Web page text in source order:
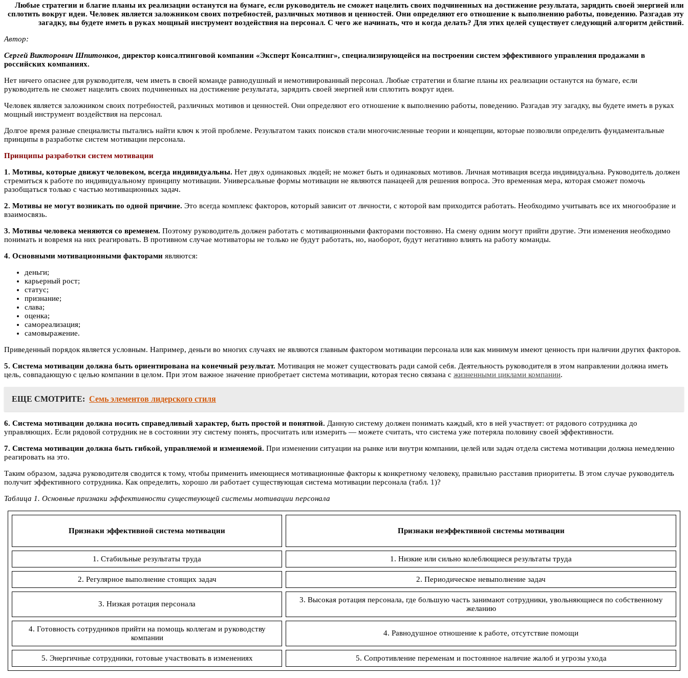
Любые стратегии и благие планы их реализации останутся на бумаге, если руководитель не сможет нацелить своих подчиненных на достижение результата, зарядить своей энергией или
сплотить вокруг идеи. Человек является заложником своих потребностей, различных мотивов и ценностей. Они определяют его отношение к выполнению работы, поведению. Разгадав эту
загадку, вы будете иметь в руках мощный инструмент воздействия на персонал. С чего же начинать, что и когда делать? Для этих целей существует следующий алгоритм действий.
Автор:
Сepгей Виктopoвич Шпитoнкoв, директор консалтинговой компании «Экспepт Кoнcaлтинг», специализирующейся на построении систем эффективного управления продажами в
российских компаниях.
Нет ничего опаснее для руководителя, чем иметь в своей команде равнодушный и немотивированный персонал. Любые стратегии и благие планы их реализации останутся на бумаге, если
руководитель не сможет нацелить своих подчиненных на достижение результата, зарядить своей энергией или сплотить вокруг идеи.
Человек является заложником своих потребностей, различных мотивов и ценностей. Они определяют его отношение к выполнению работы, поведению. Разгадав эту загадку, вы будете иметь в руках
мощный инструмент воздействия на персонал.
Долгое время разные специалисты пытались найти ключ к этой проблеме. Результатом таких поисков стали многочисленные теории и концепции, которые позволили определить фундаментальные
принципы в разработке систем мотивации персонала.
Принципы разработки систем мотивации
1. Мотивы, которые движут человеком, всегда индивидуальны. Нет двух одинаковых людей; не может быть и одинаковых мотивов. Личная мотивация всегда индивидуальна. Руководитель должен
стремиться к работе по индивидуальному принципу мотивации. Универсальные формы мотивации не являются панацеей для решения вопроса. Это временная мера, которая сможет помочь
разобщаться только с частью мотивационных задач.
2. Мотивы не могут возникать по одной причине. Это всегда комплекс факторов, который зависит от личности, с которой вам приходится работать. Необходимо учитывать все их многообразие и
взаимосвязь.
3. Мотивы человека меняются со временем. Поэтому руководитель должен работать с мотивационными факторами постоянно. На смену одним могут прийти другие. Эти изменения необходимо
понимать и вовремя на них реагировать. В противном случае мотиваторы не только не будут работать, но, наоборот, будут негативно влиять на работу команды.
4. Основными мотивационными факторами являются:
деньги;
карьерный рост;
статус;
признание;
слава;
оценка;
самореализация;
самовыражение.
Приведенный порядок является условным. Например, деньги во многих случаях не являются главным фактором мотивации персонала или как минимум имеют ценность при наличии других факторов.
5. Система мотивации должна быть ориентирована на конечный результат. Мотивация не может существовать ради самой себя. Деятельность руководителя в этом направлении должна иметь
цель, совпадающую с целью компании в целом. При этом важное значение приобретает система мотивации, которая тесно связана с жизненными циклами компании.
ЕЩЕ СМОТРИТЕ: Семь элементов лидерского стиля
6. Система мотивации должна носить справедливый характер, быть простой и понятной. Данную систему должен понимать каждый, кто в ней участвует: от рядового сотрудника до
управляющих. Если рядовой сотрудник не в состоянии эту систему понять, просчитать или измерить — можете считать, что система уже потеряла половину своей эффективности.
7. Система мотивации должна быть гибкой, управляемой и изменяемой. При изменении ситуации на рынке или внутри компании, целей или задач отдела система мотивации должна немедленно
реагировать на это.
Таким образом, задача руководителя сводится к тому, чтобы применить имеющиеся мотивационные факторы к конкретному человеку, правильно расставив приоритеты. В этом случае руководитель
получит эффективного сотрудника. Как определить, хорошо ли работает существующая система мотивации персонала (табл. 1)?
Таблица 1. Основные признаки эффективности существующей системы мотивации персонала
Признаки эффективной система мотивации Признаки неэффективной системы мотивации
1. Стабильные результаты труда 1. Низкие или сильно колеблющиеся результаты труда
2. Регулярное выполнение стоящих задач 2. Периодическое невыполнение задач
3. Низкая ротация персонала
3. Высокая ротация персонала, где большую часть занимают сотрудники, увольняющиеся по собственному
желанию
4. Готовность сотрудников прийти на помощь коллегам и руководству
компании
4. Равнодушное отношение к работе, отсутствие помощи
5. Энергичные сотрудники, готовые участвовать в изменениях 5. Сопротивление переменам и постоянное наличие жалоб и угрозы ухода